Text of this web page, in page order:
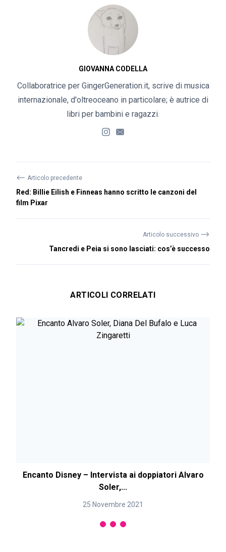
GIOVANNA CODELLA
Collaboratrice per GingerGeneration.it, scrive di musica
internazionale, d'oltreoceano in particolare; è autrice di
libri per bambini e ragazzi.
⟵ Articolo precedente
Red: Billie Eilish e Finneas hanno scritto le canzoni del
film Pixar
Articolo successivo ⟶
Tancredi e Peia si sono lasciati: cos’è successo
ARTICOLI CORRELATI
Encanto Disney – Intervista ai doppiatori Alvaro
Soler,...
25 Novembre 2021